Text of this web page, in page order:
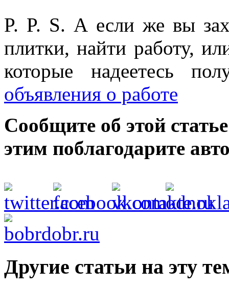
P. P. S. А если же вы
плитки, найти работу,
которые надеетесь
объявления о работе
Сообщите об этой
этим поблагодарите
Другие статьи на эту